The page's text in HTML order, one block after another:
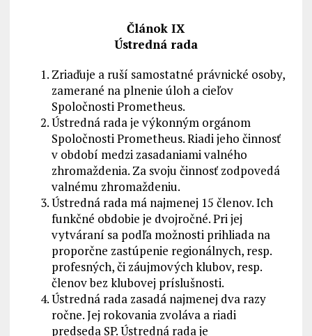
Článok IX
Ústredná rada
Zriaďuje a ruší samostatné právnické osoby,
zamerané na plnenie úloh a cieľov
Spoločnosti Prometheus.
Ústredná rada je výkonným orgánom
Spoločnosti Prometheus. Riadi jeho činnosť
v období medzi zasadaniami valného
zhromaždenia. Za svoju činnosť zodpovedá
valnému zhromaždeniu.
Ústredná rada má najmenej 15 členov. Ich
funkčné obdobie je dvojročné. Pri jej
vytváraní sa podľa možnosti prihliada na
proporčne zastúpenie regionálnych, resp.
profesných, či záujmových klubov, resp.
členov bez klubovej príslušnosti.
Ústredná rada zasadá najmenej dva razy
ročne. Jej rokovania zvoláva a riadi
predseda SP. Ústredná rada je